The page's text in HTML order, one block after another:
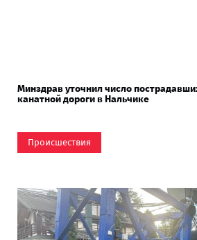
Минздрав уточнил число
канатной дороги в Нальчике
Происшествия